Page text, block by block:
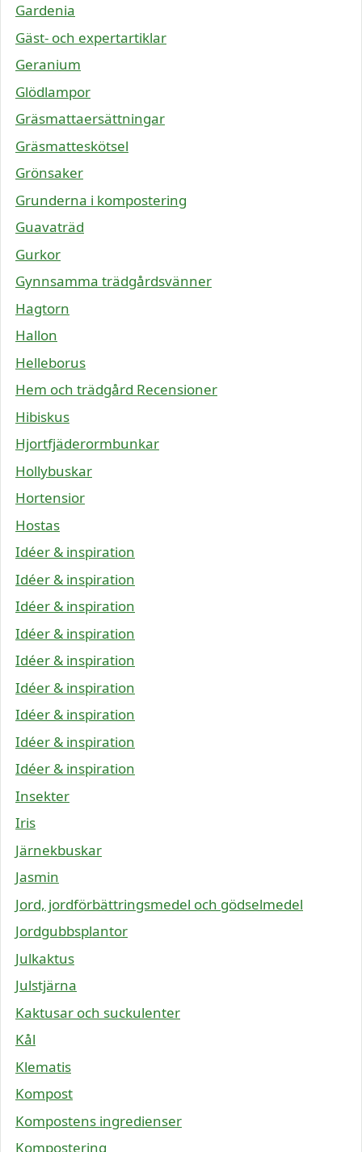
Gardenia
Gäst- och expertartiklar
Geranium
Glödlampor
Gräsmattaersättningar
Gräsmatteskötsel
Grönsaker
Grunderna i kompostering
Guavaträd
Gurkor
Gynnsamma trädgårdsvänner
Hagtorn
Hallon
Helleborus
Hem och trädgård Recensioner
Hibiskus
Hjortfjäderormbunkar
Hollybuskar
Hortensior
Hostas
Idéer & inspiration
Idéer & inspiration
Idéer & inspiration
Idéer & inspiration
Idéer & inspiration
Idéer & inspiration
Idéer & inspiration
Idéer & inspiration
Idéer & inspiration
Insekter
Iris
Järnekbuskar
Jasmin
Jord, jordförbättringsmedel och gödselmedel
Jordgubbsplantor
Julkaktus
Julstjärna
Kaktusar och suckulenter
Kål
Klematis
Kompost
Kompostens ingredienser
Kompostering